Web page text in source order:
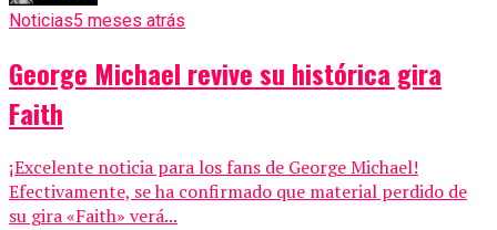
Noticias5 meses atrás
George Michael revive su histórica gira
Faith
¡Excelente noticia para los fans de George Michael!
Efectivamente, se ha confirmado que material perdido de
su gira «Faith» verá...